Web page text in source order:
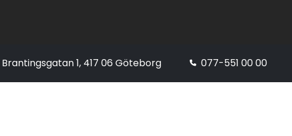
1, 417 06 Göteborg 077-551 00 00